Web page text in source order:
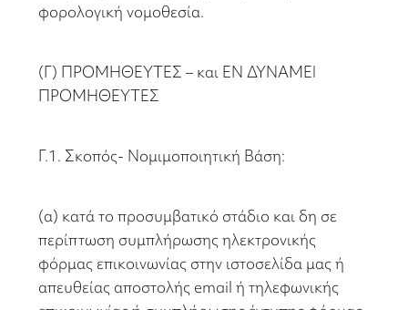
φορολογική νομοθεσία.
(Γ) ΠΡΟΜΗΘΕΥΤΕΣ – και ΕΝ ΔΥΝΑΜΕΙ
ΠΡΟΜΗΘΕΥΤΕΣ
Γ.1. Σκοπός- Νομιμοποιητική Βάση:
(α) κατά το προσυμβατικό στάδιο και δη σε
περίπτωση συμπλήρωσης ηλεκτρονικής
φόρμας επικοινωνίας στην ιστοσελίδα μας ή
απευθείας αποστολής email ή τηλεφωνικής